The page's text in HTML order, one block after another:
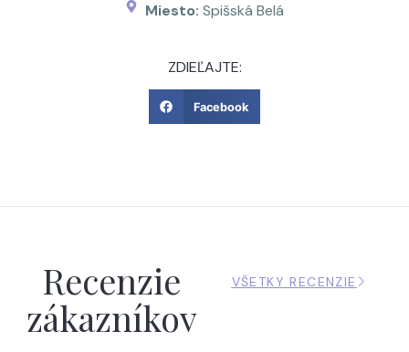
Miesto:Spišská Belá
ZDIEĽAJTE:
Facebook
Recenzie
zákazníkov
VŠETKY RECENZIE